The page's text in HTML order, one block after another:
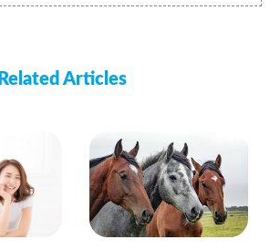
Related Articles